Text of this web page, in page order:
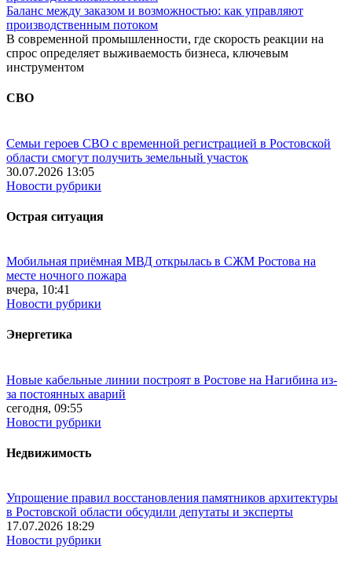
Баланс между заказом и возможностью: как управляют
производственным потоком
В современной промышленности, где скорость реакции на
спрос определяет выживаемость бизнеса, ключевым
инструментом
СВО
Семьи героев СВО с временной регистрацией в Ростовской
области смогут получить земельный участок
30.07.2026 13:05
Новости рубрики
Острая ситуация
Мобильная приёмная МВД открылась в СЖМ Ростова на
месте ночного пожара
вчера, 10:41
Новости рубрики
Энергетика
Новые кабельные линии построят в Ростове на Нагибина из-
за постоянных аварий
сегодня, 09:55
Новости рубрики
Недвижимость
Упрощение правил восстановления памятников архитектуры
в Ростовской области обсудили депутаты и эксперты
17.07.2026 18:29
Новости рубрики